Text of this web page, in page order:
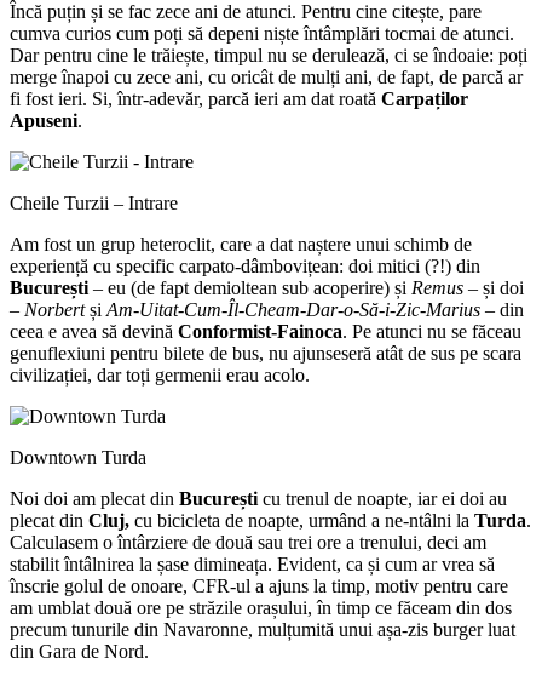
Încă puțin și se fac zece ani de atunci. Pentru cine citește, pare
cumva curios cum poți să depeni niște întâmplări tocmai de atunci.
Dar pentru cine le trăiește, timpul nu se derulează, ci se îndoaie: poți
merge înapoi cu zece ani, cu oricât de mulți ani, de fapt, de parcă ar
fi fost ieri. Si, într-adevăr, parcă ieri am dat roată Carpaților
Apuseni.
Cheile Turzii – Intrare
Am fost un grup heteroclit, care a dat naștere unui schimb de
experiență cu specific carpato-dâmbovițean: doi mitici (?!) din
București – eu (de fapt demioltean sub acoperire) și Remus – și doi
– Norbertși Am-Uitat-Cum-Îl-Cheam-Dar-o-Să-i-Zic-Marius – din
ceea e avea să devină Conformist-Fainoca. Pe atunci nu se făceau
genuflexiuni pentru bilete de bus, nu ajunseseră atât de sus pe scara
civilizației, dar toți germenii erau acolo.
Downtown Turda
Noi doi am plecat din București cu trenul de noapte, iar ei doi au
plecat din Cluj, cu bicicleta de noapte, urmând a ne-ntâlni la Turda.
Calculasem o întârziere de două sau trei ore a trenului, deci am
stabilit întâlnirea la șase dimineața. Evident, ca și cum ar vrea să
înscrie golul de onoare, CFR-ul a ajuns la timp, motiv pentru care
am umblat două ore pe străzile orașului, în timp ce făceam din dos
precum tunurile din Navaronne, mulțumită unui așa-zis burger luat
din Gara de Nord.